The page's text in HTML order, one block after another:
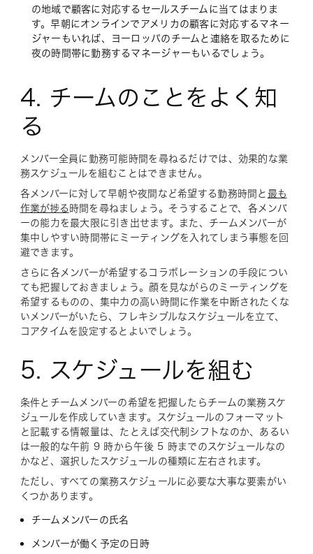
の地域で顧客に対応するセールスチームに当てはまりま
す。早朝にオンラインでアメリカの顧客に対応するマネー
ジャーもいれば、ヨーロッパのチームと連絡を取るために
夜の時間帯に勤務するマネージャーもいるでしょう。
4. チームのことをよく知
る
メンバー全員に勤務可能時間を尋ねるだけでは、効果的な業
務スケジュールを組むことはできません。
各メンバーに対して早朝や夜間など希望する勤務時間と 最も
作業が捗る 時間を尋ねましょう。そうすることで、各メンバ
ーの能力を最大限に引き出せます。また、チームメンバーが
集中しやすい時間帯にミーティングを入れてしまう事態を回
避できます。
さらに各メンバーが希望するコラボレーションの手段につい
ても把握しておきましょう。顔を見ながらのミーティングを
希望するものの、集中力の高い時間に作業を中断されたくな
いメンバーがいたら、フレキシブルなスケジュールを立て、
コアタイムを設定するとよいでしょう。
5. スケジュールを組む
条件とチームメンバーの希望を把握したらチームの業務スケ
ジュールを作成していきます。スケジュールのフォーマット
と記載する情報量は、たとえば交代制シフトなのか、あるい
は一般的な午前 9 時から午後 5 時までのスケジュールなの
かなど、選択したスケジュールの種類に左右されます。
ただし、すべての業務スケジュールに必要な大事な要素がい
くつかあります。
チームメンバーの氏名
メンバーが働く予定の日時